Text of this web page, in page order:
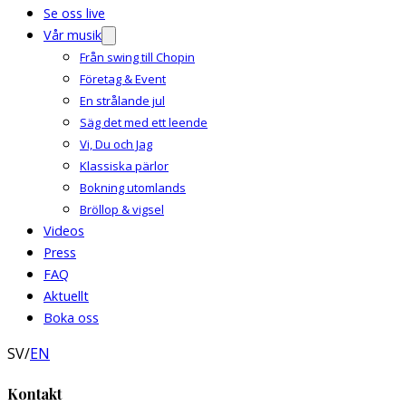
Se oss live
Vår musik
Från swing till Chopin
Företag & Event
En strålande jul
Säg det med ett leende
Vi, Du och Jag
Klassiska pärlor
Bokning utomlands
Bröllop & vigsel
Videos
Press
FAQ
Aktuellt
Boka oss
SV/EN
Kontakt